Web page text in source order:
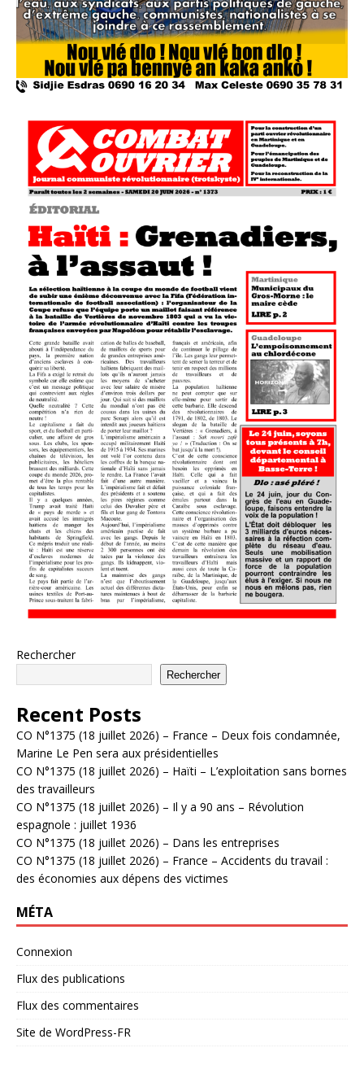
Rechercher
Rechercher
Recent Posts
CO N°1375 (18 juillet 2026) – France – Deux fois condamnée,
Marine Le Pen sera aux présidentielles
CO N°1375 (18 juillet 2026) – Haïti – L’exploitation sans bornes
des travailleurs
CO N°1375 (18 juillet 2026) – Il y a 90 ans – Révolution
espagnole : juillet 1936
CO N°1375 (18 juillet 2026) – Dans les entreprises
CO N°1375 (18 juillet 2026) – France – Accidents du travail :
des économies aux dépens des victimes
MÉTA
Connexion
Flux des publications
Flux des commentaires
Site de WordPress-FR